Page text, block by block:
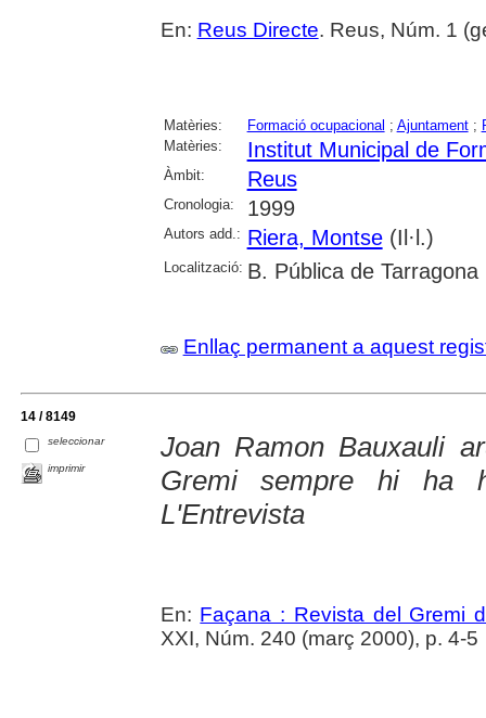
En: Reus Directe. Reus, Núm. 1
Matèries: Formació ocupacional ; Ajuntament;
Matèries:
Institut Municipal de
Àmbit: Reus
Cronologia: 1999
Autors add.: Riera, Montse(Il·l.)
Localització: B. Pública de Tarragona
Enllaç permanent a aquest
14 / 8149
seleccionar
imprimir
Joan Ramon Bauxauli
Gremi sempre hi ha
L'Entrevista
En: Façana : Revista del Gremi
XXI, Núm. 240 (març 2000), p. 4-5